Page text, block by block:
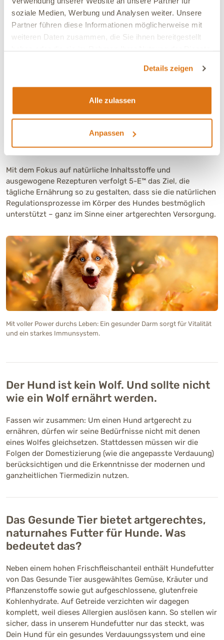
soziale Medien, Werbung und Analysen weiter. Unsere
Partner führen diese Informationen möglicherweise mit
weiteren Daten zusammen, die Sie ihnen bereitgestellt
Details zeigen
Alle zulassen
Anpassen
Berücksichtigung einer ausgewogenen, darmfreundlichen
Ernährung.
Darum legt das 5-E™ Fütterungskonzept besonderen Wert
eine Rezeptur, die auf eine optimale Verwertbarkeit
Ergänzungsfuttermittel, die den täglichen
Nährstoffbedarf gezielt unterstützen
ballaststoffreiche Komponenten, die die Fütterung
sinnvoll abrunden können
Mit dem Fokus auf natürliche Inhaltsstoffe und
ausgewogene Rezepturen verfolgt 5-E™ das Ziel, die
tägliche Ernährung so zu gestalten, dass sie die natürlichen
Regulationsprozesse im Körper des Hundes bestmöglich
unterstützt – ganz im Sinne einer artgerechten Versorgung.
Mit voller Power durchs Leben: Ein gesunder Darm sorgt für Vitalität
und ein starkes Immunsystem.
Der Hund ist kein Wolf. Und sollte nicht
wie ein Wolf ernährt werden.
Fassen wir zusammen: Um einen Hund artgerecht zu
ernähren, dürfen wir seine Bedürfnisse nicht mit denen
eines Wolfes gleichsetzen. Stattdessen müssen wir die
Folgen der Domestizierung (wie die angepasste Verdauung)
berücksichtigen und die Erkenntnisse der modernen und
ganzheitlichen Tiermedizin nutzen.
Das Gesunde Tier bietet artgerechtes,
naturnahes Futter für Hunde. Was
bedeutet das?
Neben einem hohen Frischfleischanteil enthält Hundefutter
von Das Gesunde Tier ausgewähltes Gemüse, Kräuter und
Pflanzenstoffe sowie gut aufgeschlossene, glutenfreie
Kohlenhydrate. Auf Getreide verzichten wir dagegen
komplett, weil dieses Allergien auslösen kann. So stellen wir
sicher, dass in unserem Hundefutter nur das steckt, was
Dein Hund für ein gesundes Verdauungssystem und eine